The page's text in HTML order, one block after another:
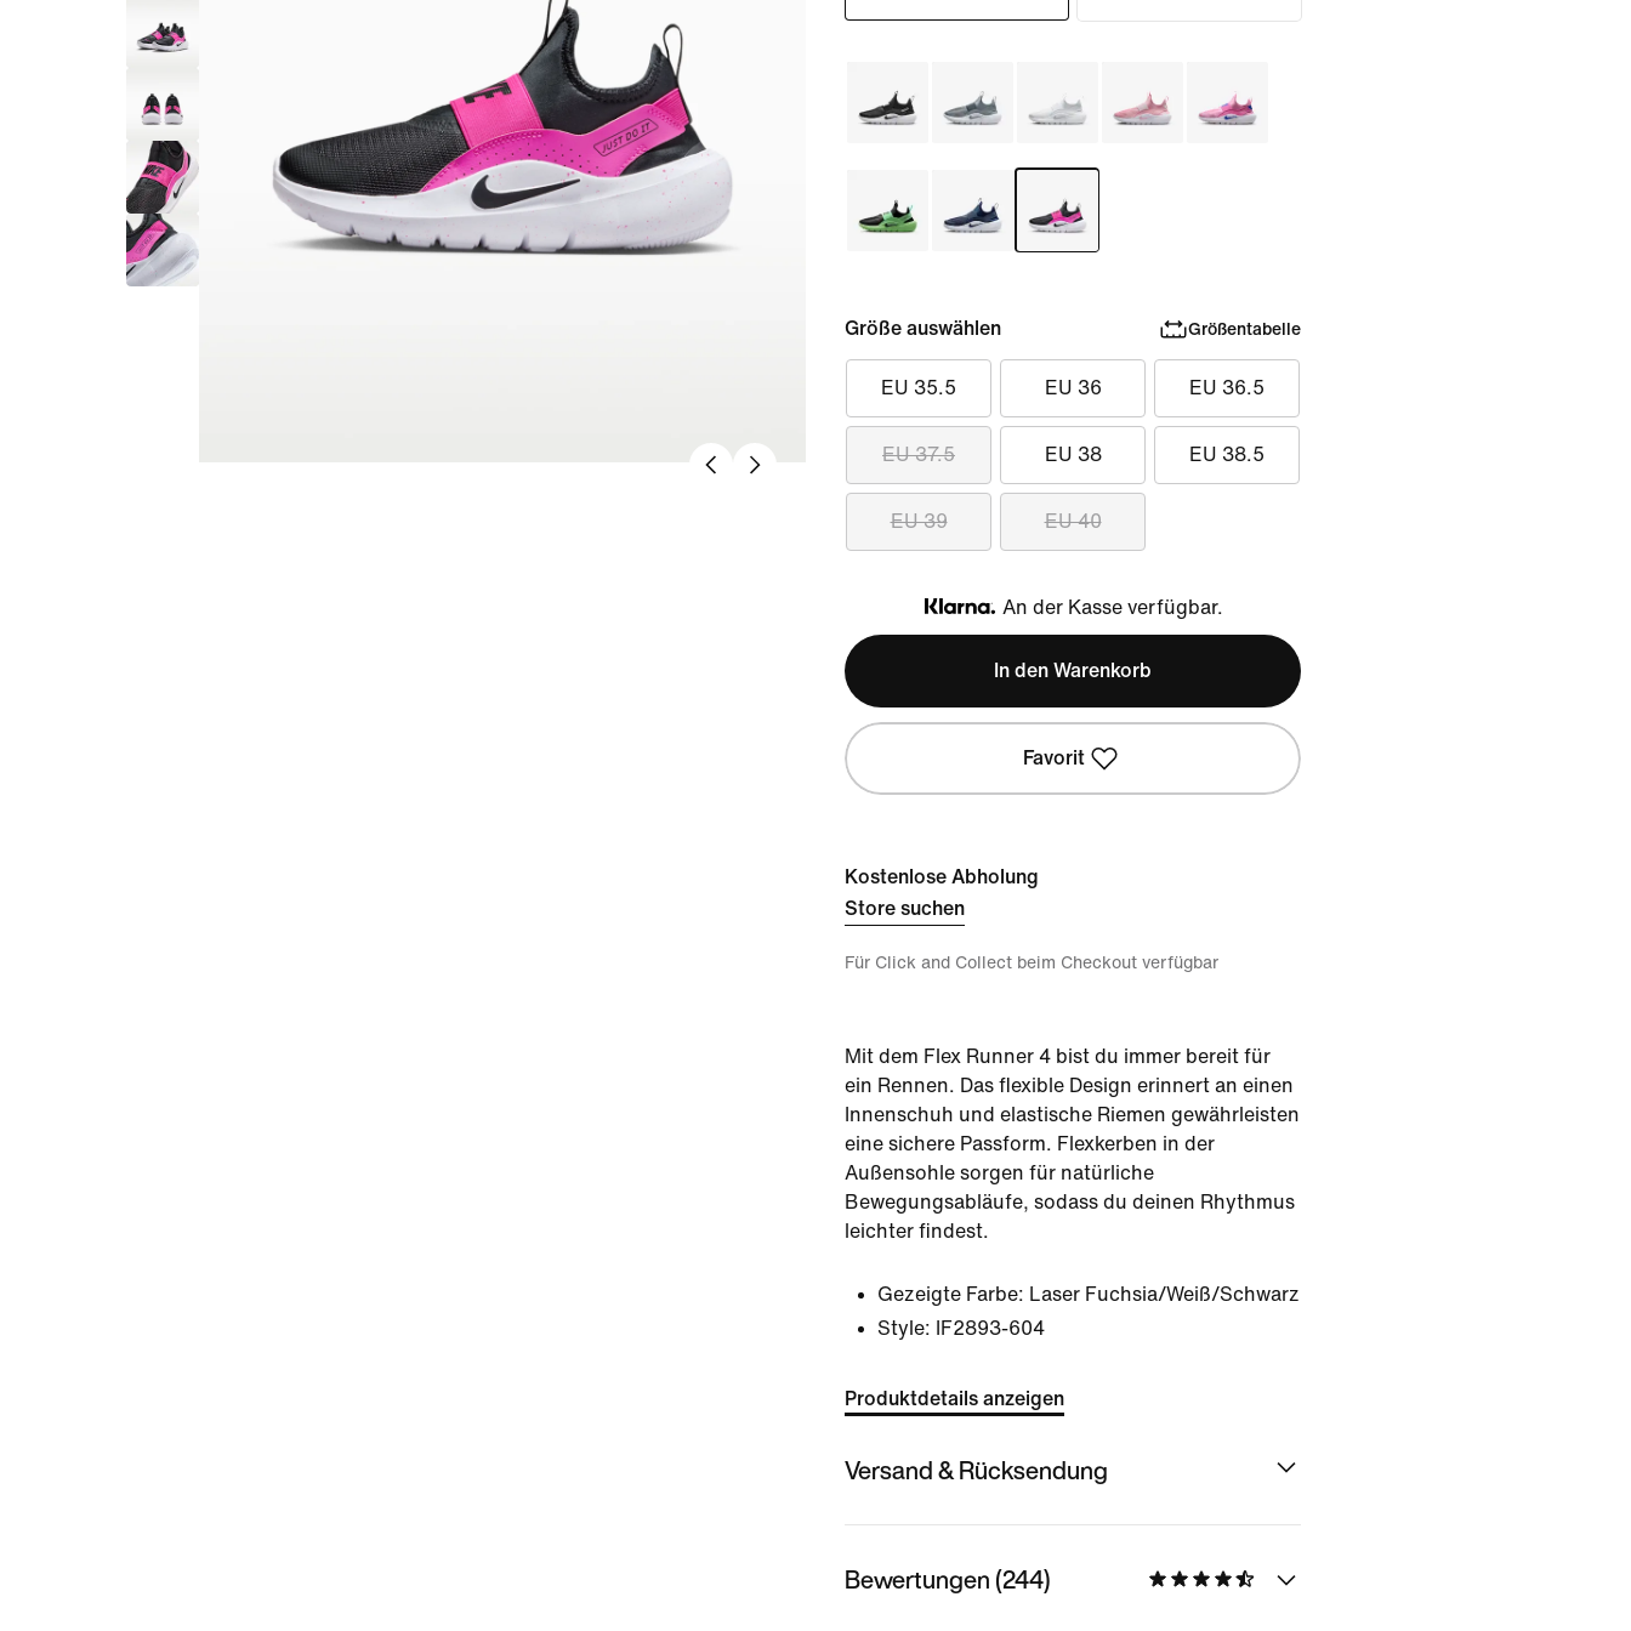
Größe auswählen Größentabelle
EU 35.5 EU 36 EU 36.5
EU 37.5 EU 38 EU 38.5
EU 39 EU 40
Klarna
An der Kasse verfügbar.
In den Warenkorb
Favorit
Kostenlose Abholung
Store suchen
Für Click and Collect beim Checkout verfügbar
Mit dem Flex Runner 4 bist du immer bereit für
ein Rennen. Das flexible Design erinnert an einen
Innenschuh und elastische Riemen gewährleisten
eine sichere Passform. Flexkerben in der
Außensohle sorgen für natürliche
Bewegungsabläufe, sodass du deinen Rhythmus
leichter findest.
Gezeigte Farbe: Laser Fuchsia/Weiß/Schwarz
Style:
IF2893-604
Produktdetails anzeigen
Versand & Rücksendung
Bewertungen (244)